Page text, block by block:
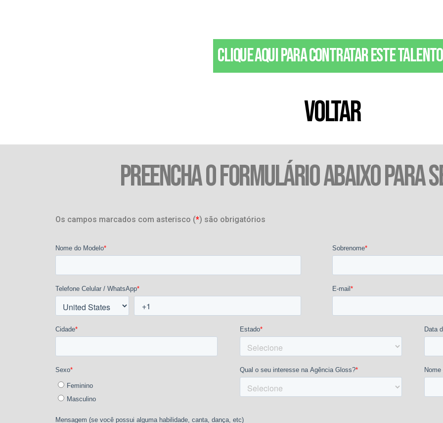
Clique aqui para contratar este talento
VOLTAR
PREENCHA O FORMULÁRIO ABAIXO PARA
Os campos marcados com asterisco (*) são obrigatórios